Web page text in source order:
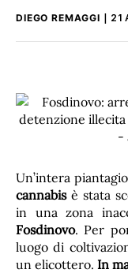
DIEGO REMAGGI 21
Un’intera
cannabisè stata
in una zona
Fosdinovo. Per
luogo di
un elicottero. In